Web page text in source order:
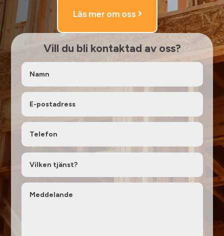
Läs mer om oss
Vill du bli kontaktad av oss?